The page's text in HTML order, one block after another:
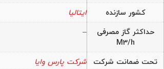
کشور سازنده
ایتالیا
حداکثر گاز مصرفی
M3/h
–
تحت ضمانت شرکت شرکت پارس وایا